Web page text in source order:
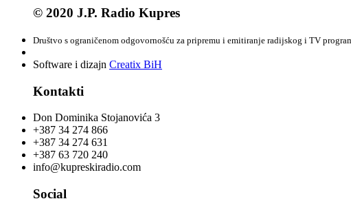
© 2020 J.P. Radio Kupres
Društvo s ograničenom odgovornošću za pripremu i emitiranje radijskog i TV
Software i dizajn Creatix BiH
Kontakti
Don Dominika Stojanovića 3
+387 34 274 866
+387 34 274 631
+387 63 720 240
info@kupreskiradio.com
Social